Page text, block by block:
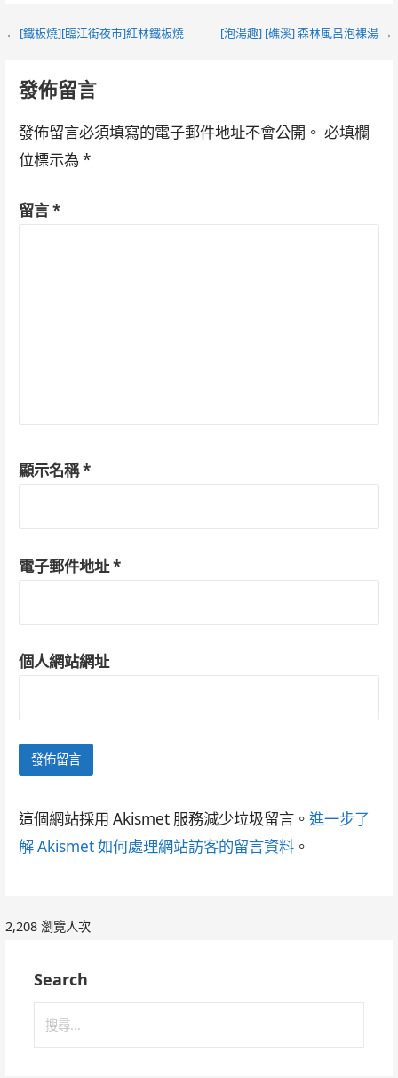
Post
navigation
← [鐵板燒][臨江街夜市]紅林鐵板燒 [泡湯趣] [礁溪] 森林風呂泡裸湯→
發佈留言
發佈留言必須填寫的電子郵件地址不會公開。 必填欄
位標示為 *
留言*
顯示名稱*
電子郵件地址*
個人網站網址
這個網站採用 Akismet 服務減少垃圾留言。 進一步了
解 Akismet 如何處理網站訪客的留言資料。
2,208 瀏覽人次
Search